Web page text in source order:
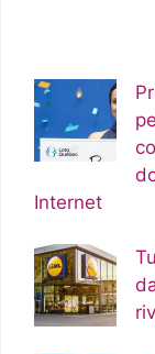
Internet